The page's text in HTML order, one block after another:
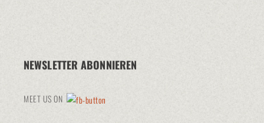
NEWSLETTER ABONNIEREN
MEET US ON